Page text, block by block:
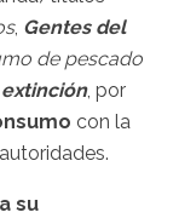
, Gentes del
de pescado
, por
con la
su